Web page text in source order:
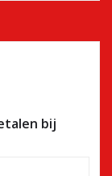
bij